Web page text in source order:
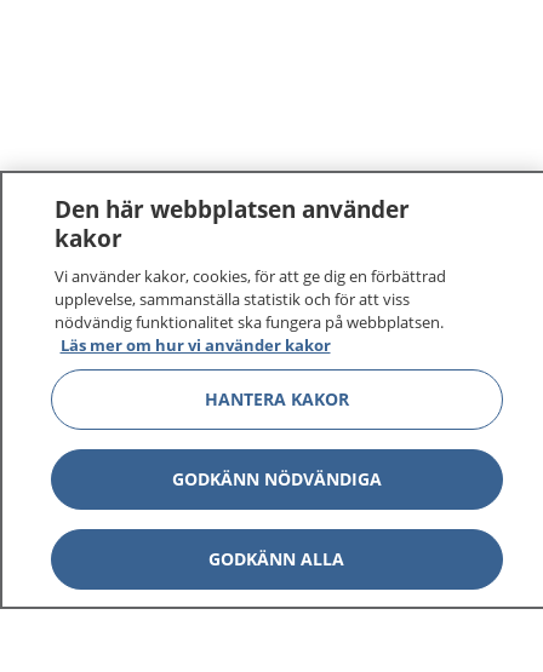
1177–tryggt om din hälsa och vård
På 1177.se får du råd om hälsa och information om
sjukdomar och vilka mottagningar du kan kontakta.
Logga in för att läsa din journal och göra dina
vårdärenden. Ring telefonnummer 1177 för
sjukvårdsrådgivning dygnet runt.
1177 ger dig råd när du vill må bättre.
Den här webbplatsen använder
kakor
Vi använder kakor, cookies, för att ge dig en förbättrad
upplevelse, sammanställa statistik och för att viss
nödvändig funktionalitet ska fungera på webbplatsen.
Läs mer om hur vi använder kakor
HANTERA KAKOR
GODKÄNN NÖDVÄNDIGA
GODKÄNN ALLA